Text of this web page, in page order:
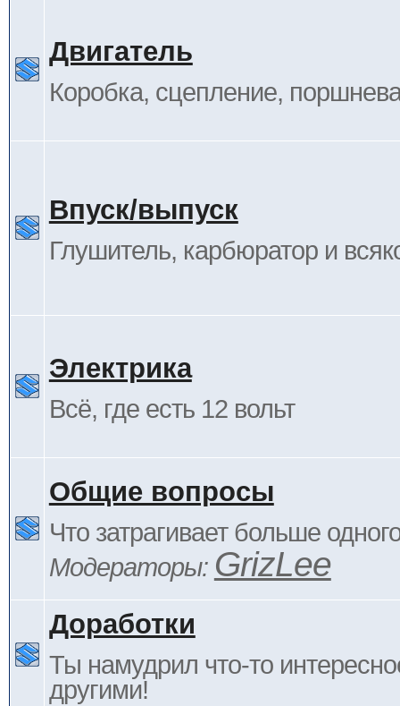
Двигатель
Коробка, сцепление,
Впуск/выпуск
Глушитель, карбюратор и
Электрика
Всё, где есть 12 вольт
Общие вопросы
Что затрагивает больше
Модераторы: GrizLee
Доработки
Ты намудрил что-то
другими!